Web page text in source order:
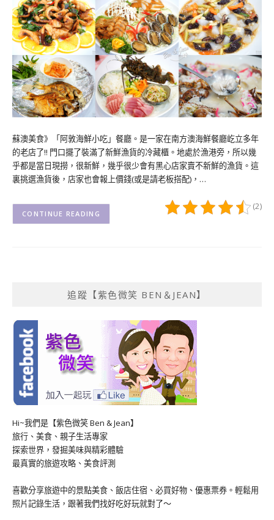
蘇澳美食》「阿敦海鮮小吃」餐廳。是一家在南方澳海鮮餐廳屹立多年
的老店了!! 門口擺了裝滿了新鮮漁貨的冷藏櫃。地處於漁港旁，所以幾
乎都是當日現撈，很新鮮，幾乎很少會有黑心店家賣不新鮮的漁貨。這
裏挑選漁貨後，店家也會報上價錢(或是請老板搭配)，…
(2)
CONTINUE READING
追蹤【紫色微笑 BEN＆JEAN】
Hi~我們是【紫色微笑 Ben & Jean】
旅行、美食、親子生活專家
探索世界，發掘美味與精彩體驗
最真實的旅遊攻略、美食評測
喜歡分享旅遊中的景點美食、飯店住宿、必買好物、優惠票券。輕鬆用
照片記錄生活，跟著我們找好吃好玩就對了～